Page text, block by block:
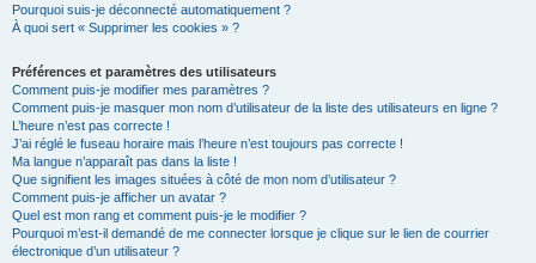
Pourquoi suis-je déconnecté automatiquement ?
À quoi sert « Supprimer les cookies » ?
Préférences et paramètres des utilisateurs
Comment puis-je modifier mes paramètres ?
Comment puis-je masquer mon nom d’utilisateur de la liste des utilisateurs en ligne ?
L’heure n’est pas correcte !
J’ai réglé le fuseau horaire mais l’heure n’est toujours pas correcte !
Ma langue n’apparaît pas dans la liste !
Que signifient les images situées à côté de mon nom d’utilisateur ?
Comment puis-je afficher un avatar ?
Quel est mon rang et comment puis-je le modifier ?
Pourquoi m’est-il demandé de me connecter lorsque je clique sur le lien de courrier
électronique d’un utilisateur ?